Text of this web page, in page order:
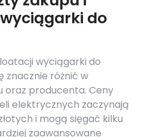
do
wyciągarki do
znacznie różnić w
oraz producenta. Ceny
elektrycznych zaczynają
i mogą sięgać kilku
zaawansowane